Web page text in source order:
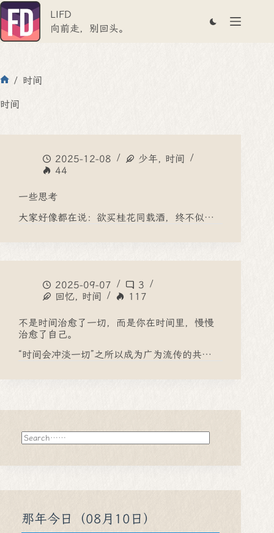
跳
至
内
容
LIFD
向前走，别回头。
页
/ 时间
时间
2025-12-08 少年, 时间
44
一些思考
大家好像都在说：欲买桂花同载酒，终不似…
2025-09-07
3
回忆, 时间 117
不是时间治愈了一切，而是你在时间里，慢慢
治愈了自己。
“时间会冲淡一切”之所以成为广为流传的共…
搜
索
那年今日（08月10日）